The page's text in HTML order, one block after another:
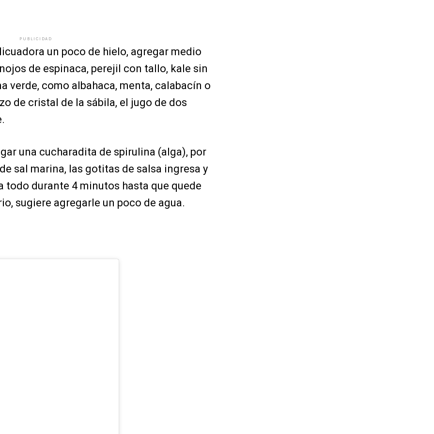
PUBLICIDAD
un poco de hielo, agregar medio
de espinaca, perejil con tallo, kale sin
verde, como albahaca, menta, calabacín o
de cristal de la sábila, el jugo de dos
una cucharadita de spirulina (alga), por
sal marina, las gotitas de salsa ingresa y
todo durante 4 minutos hasta que quede
sugiere agregarle un poco de agua.